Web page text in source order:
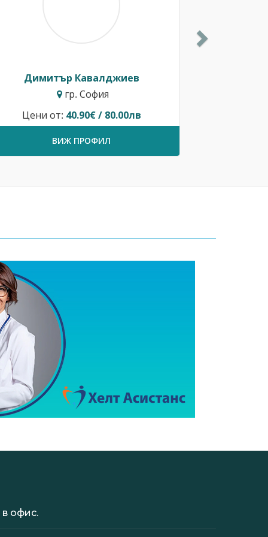
Димитър Кавалджиев
гр. София
Цени от: 40.90€ / 80.00лв
ВИЖ ПРОФИЛ
офис.